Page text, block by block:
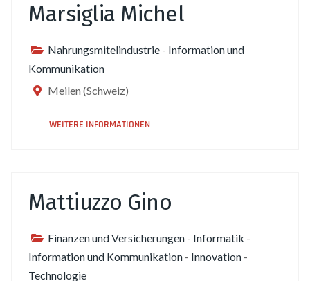
Marsiglia Michel
Nahrungsmitelindustrie - Information und
Kommunikation
Meilen (Schweiz)
WEITERE INFORMATIONEN
Mattiuzzo Gino
Finanzen und Versicherungen - Informatik -
Information und Kommunikation - Innovation -
Technologie